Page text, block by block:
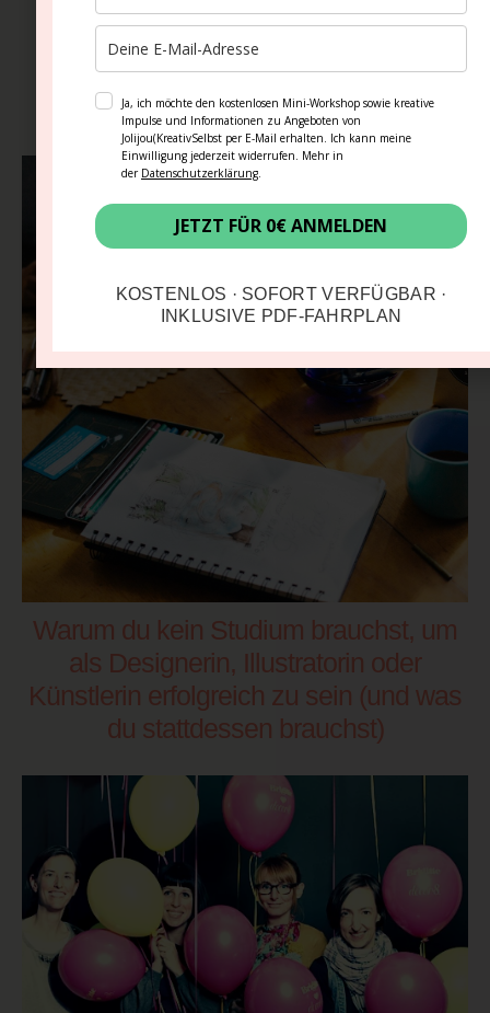
Aus dem Blog
Warum du kein Studium brauchst, um
als Designerin, Illustratorin oder
Künstlerin erfolgreich zu sein (und was
du stattdessen brauchst)
Ja, ich möchte den kostenlosen Mini-Workshop sowie kreative
Impulse und Informationen zu Angeboten von
Jolijou(KreativSelbst per E-Mail erhalten. Ich kann meine
Einwilligung jederzeit widerrufen. Mehr in
der Datenschutzerklärung.
JETZT FÜR 0€ ANMELDEN
KOSTENLOS · SOFORT VERFÜGBAR ·
INKLUSIVE PDF-FAHRPLAN